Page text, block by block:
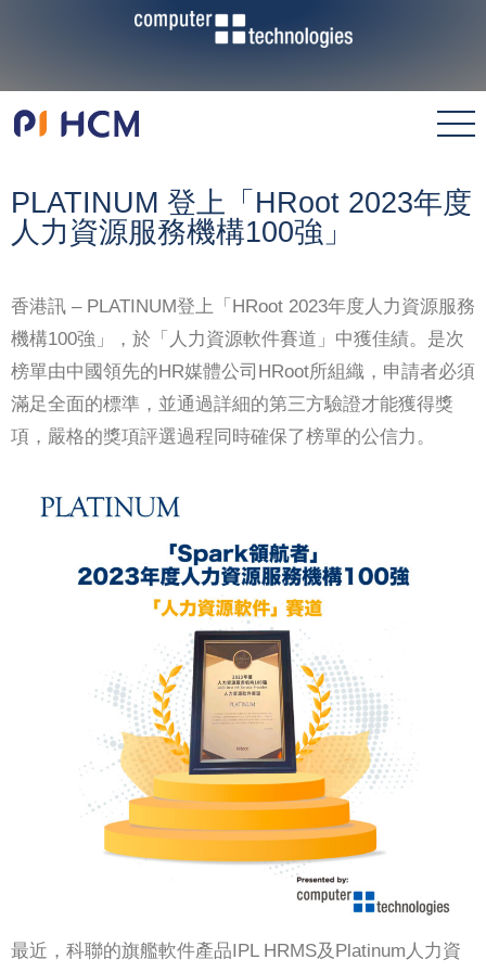
PLATINUM 登上「HRoot 2023年度
人力資源服務機構100強」
香港訊 – PLATINUM登上「HRoot 2023年度人力資源服務
機構100強」，於「人力資源軟件賽道」中獲佳績。是次
榜單由中國領先的HR媒體公司HRoot所組織，申請者必須
滿足全面的標準，並通過詳細的第三方驗證才能獲得獎
項，嚴格的獎項評選過程同時確保了榜單的公信力。
最近，科聯的旗艦軟件產品IPL HRMS及Platinum人力資